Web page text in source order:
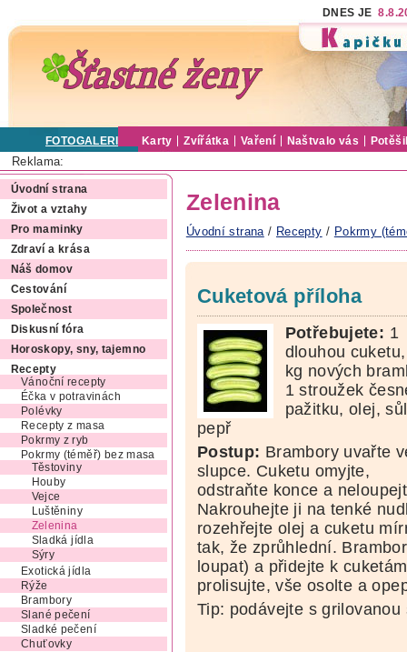
DNES JE
FOTOGALERIE Karty Zvířátka Vaření Naštvalo vás
Reklama:
Úvodní strana
Život a vztahy
Pro maminky
Zdraví a krása
Náš domov
Cestování
Společnost
Diskusní fóra
Horoskopy, sny, tajemno
Recepty
Vánoční recepty
Éčka v potravinách
Polévky
Recepty z masa
Pokrmy z ryb
Pokrmy (téměř) bez masa
Těstoviny
Houby
Vejce
Luštěniny
Zelenina
Sladká jídla
Sýry
Exotická jídla
Rýže
Brambory
Slané pečení
Sladké pečení
Chuťovky
Zelenina
Úvodní strana / Recepty / Pokrmy
Cuketová příloha
Potřebujete: 1
dlouhou
kg nových
1 stroužek
pažitku, olej,
pepř
Postup: Brambory uvařte
slupce. Cuketu omyjte,
odstraňte konce a
Nakrouhejte ji na tenké
rozehřejte olej a cuketu
tak, že zprůhlední.
loupat) a přidejte k
prolisujte, vše osolte a
Tip: podávejte s grilovanou